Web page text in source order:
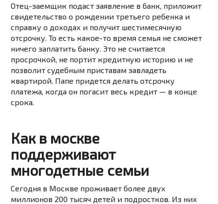
Отец-заемщик подаст заявление в банк, приложит
свидетельство о рождении третьего ребенка и
справку о доходах и получит шестимесячную
отсрочку. То есть какое-то время семья не сможет
ничего заплатить банку. Это не считается
просрочкой, не портит кредитную историю и не
позволит судебным приставам завладеть
квартирой. Папе придется делать отсрочку
платежа, когда он погасит весь кредит — в конце
срока.
Как в москве
поддерживают
многодетные семьи
Сегодня в Москве проживает более двух
миллионов 200 тысяч детей и подростков. Из них